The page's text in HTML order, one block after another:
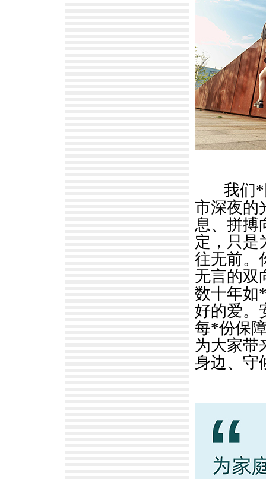
我们*
市深夜的
息、拼搏
定，只是
往无前。
无言的双
数十年如
好的爱。
每*份保
为大家带
身边、守